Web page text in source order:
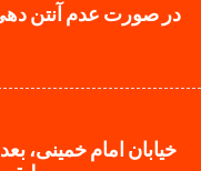
در صورت عدم آنتن
خیابان امام خمینی،